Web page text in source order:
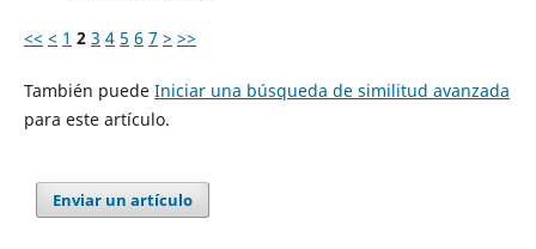
<< < 1 2 3 4 5 6 7 > >>
También puede Iniciar una búsqueda de similitud avanzada
para este artículo.
Enviar un artículo